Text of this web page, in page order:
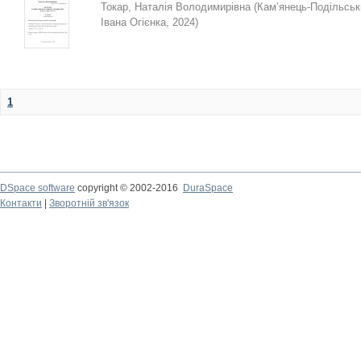
Токар, Наталія Володимирівна (Кам’янець-
Івана Огієнка, 2024)
1
DSpace software copyright © 2002-2016
DuraSpace
Контакти
Зворотній зв'язок